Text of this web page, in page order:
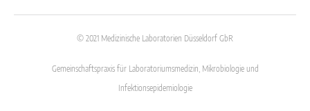
© 2021 Medizinische Laboratorien Düsseldorf GbR
Gemeinschaftspraxis für Laboratoriumsmedizin, Mikrobiologie und
Infektionsepidemiologie